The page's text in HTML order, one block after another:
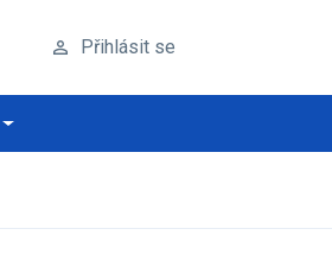
perm_identity Přihlásit se